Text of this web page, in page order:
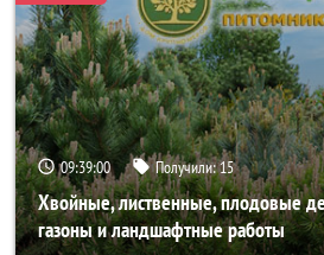
09:38:58 Получили:15
Хвойные, лиственные, плодовые
газоны и ландшафтные работы